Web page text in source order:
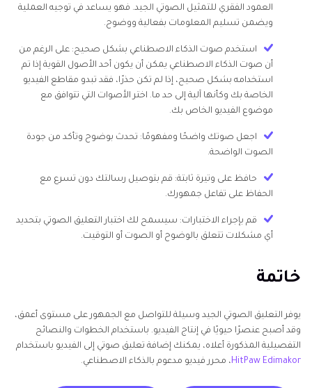
العمود الفقري للتمثيل الصوتي الجيد. فهو يساعد في توجيه العملية
ويضمن تسليم المعلومات بفعالية ووضوح.
استخدم صوت الذكاء الاصطناعي بشكل صحيح: على الرغم من
أن صوت الذكاء الاصطناعي يمكن أن يكون أحد الأصول القوية إذا تم
استخدامه بشكل صحيح، إذا لم تكن حذرًا، فقد تبدو مقاطع الفيديو
الخاصة بك وكأنها آلية إلى حد ما. اختر الأصوات التي تتوافق مع
موضوع الفيديو الخاص بك.
اجعل صوتك واضحًا ومفهومًا: تحدث بوضوح وتأكد من جودة
الصوت الواضحة.
حافظ على وتيرة ثابتة: قم بتوصيل رسالتك دون تسرع مع
الحفاظ على تفاعل جمهورك.
قم بإجراء الاختبارات: سيسمح لك اختبار التعليق الصوتي بتحديد
أي مشكلات تتعلق بالوضوح أو الصوت أو التوقيت.
خاتمة
يوفر التعليق الصوتي الجيد وسيلة للتواصل مع الجمهور على مستوى أعمق،
وقد أصبح عنصرًا حيويًا في إنتاج الفيديو. باستخدام الخطوات والنصائح
التفصيلية المذكورة أعلاه، يمكنك إضافة تعليق صوتي إلى الفيديو باستخدام
HitPaw Edimakor، محرر فيديو مدعوم بالذكاء الاصطناعي.